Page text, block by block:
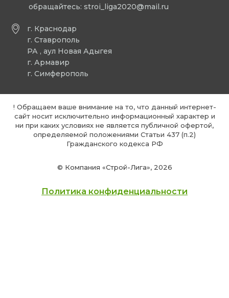
г. Краснодар
г. Ставрополь
РА , аул Новая Адыгея
г. Армавир
г. Симферополь
обращайтесь: stroi_liga2020@mail.ru
© Компания «Строй-Лига», 2026
! Обращаем ваше внимание на то, что данный интернет-
сайт носит исключительно информационный характер и
ни при каких условиях не является публичной офертой,
определяемой положениями Статьи 437 (п.2)
Гражданского кодекса РФ
Политика конфиденциальности